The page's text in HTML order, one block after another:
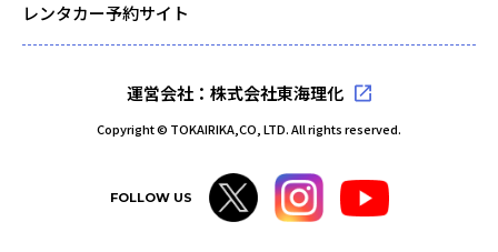
レンタカー予約サイト
運営会社：株式会社東海理化
Copyright © TOKAIRIKA,CO, LTD. All rights reserved.
FOLLOW US